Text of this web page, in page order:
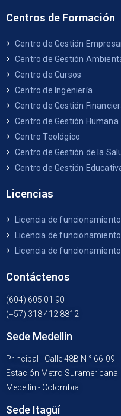
Centros de Formación
Centro de Gestión
Centro de Gestión
Centro de Cursos
Centro de Ingeniería
Centro de Gestión
Centro de Gestión Humana
Centro Teológico
Centro de Gestión de la
Centro de Gestión
Licencias
Licencia de
Licencia de
Licencia de
Contáctenos
(604) 605 01 90
(+57) 318 412 8812
Sede Medellín
Principal - Calle 48B N ° 66-09
Estación Metro Suramericana
Medellín - Colombia
Sede Itagüí